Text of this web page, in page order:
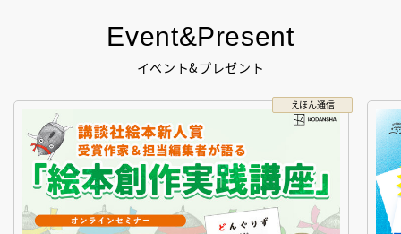
Event&Present
イベント&プレゼント
えほん通信